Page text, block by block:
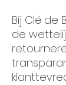
Bij Clé de
de